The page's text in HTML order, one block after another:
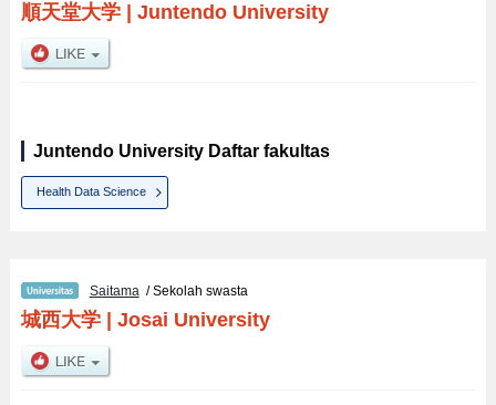
順天堂大学| Juntendo University
Juntendo University Daftar fakultas
Health Data Science
Saitama / Sekolah swasta
城西大学| Josai University